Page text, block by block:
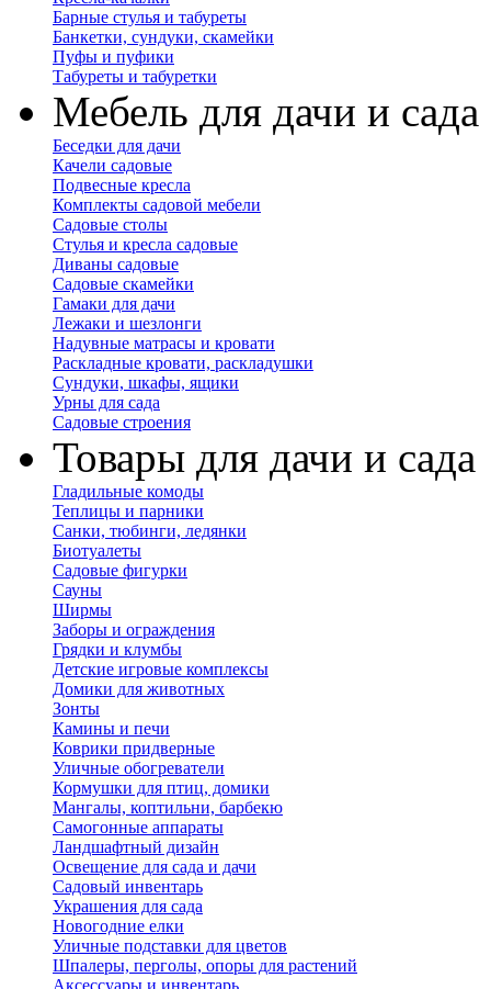
Барные стулья и табуреты
Банкетки, сундуки, скамейки
Пуфы и пуфики
Табуреты и табуретки
Мебель для дачи и сада
Беседки для дачи
Качели садовые
Подвесные кресла
Комплекты садовой мебели
Садовые столы
Стулья и кресла садовые
Диваны садовые
Садовые скамейки
Гамаки для дачи
Лежаки и шезлонги
Надувные матрасы и кровати
Раскладные кровати, раскладушки
Сундуки, шкафы, ящики
Урны для сада
Садовые строения
Товары для дачи и сада
Гладильные комоды
Теплицы и парники
Санки, тюбинги, ледянки
Биотуалеты
Садовые фигурки
Сауны
Ширмы
Заборы и ограждения
Грядки и клумбы
Детские игровые комплексы
Домики для животных
Зонты
Камины и печи
Коврики придверные
Уличные обогреватели
Кормушки для птиц, домики
Мангалы, коптильни, барбекю
Самогонные аппараты
Ландшафтный дизайн
Освещение для сада и дачи
Садовый инвентарь
Украшения для сада
Новогодние елки
Уличные подставки для цветов
Шпалеры, перголы, опоры для растений
Аксессуары и инвентарь